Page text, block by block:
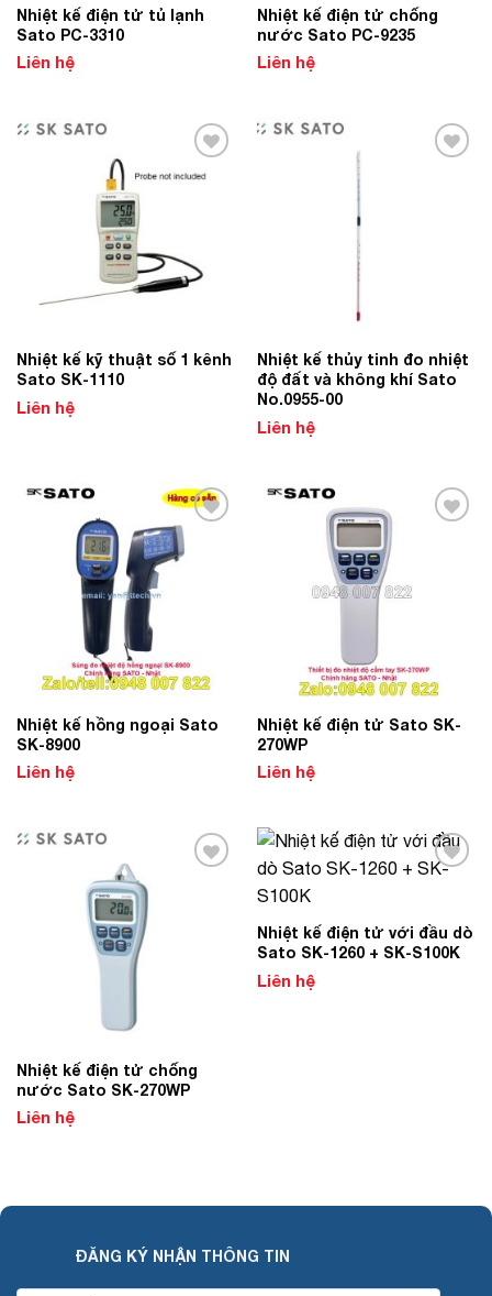
Nhiệt kế điện tử tủ lạnh
Sato PC-3310
Liên hệ
Nhiệt kế điện tử chống
nước Sato PC-9235
Liên hệ
Add to
Nhiệt kế kỹ thuật số 1 kênh
Sato SK-1110
Liên hệ
Nhiệt kế thủy tinh đo nhiệt
độ đất và không khí Sato
No.0955-00
Liên hệ
Add to
Wishlist
Nhiệt kế hồng ngoại Sato
SK-8900
Liên hệ
Nhiệt kế điện tử Sato SK-
270WP
Liên hệ
Nhiệt kế điện tử chống
nước Sato SK-270WP
Liên hệ
Nhiệt kế điện tử với đầu dò
Sato SK-1260 + SK-S100K
Liên hệ
ĐĂNG KÝ NHẬN THÔNG TIN